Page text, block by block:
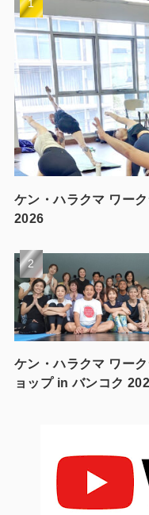
ケン・ハラクマ ワー
2026
ケン・ハラクマ ワー
ョップ in バンコク